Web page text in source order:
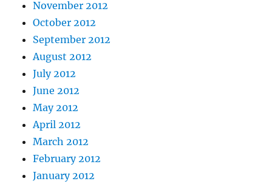
November 2012
October 2012
September 2012
August 2012
July 2012
June 2012
May 2012
April 2012
March 2012
February 2012
January 2012